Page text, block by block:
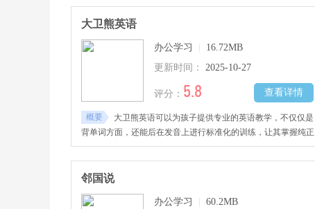
大卫熊英语
办公学习
16.72MB
更新时间：
2025-10-27
查看详情
评分： 5.8
概要
大卫熊英语可以为孩子提供专业的英语教学，不仅仅是
背单词方面，还能后在发音上进行标准化的训练，让其掌握纯正
的发音。每天都有十分钟的口语练习。
邻国说
办公学习
60.2MB